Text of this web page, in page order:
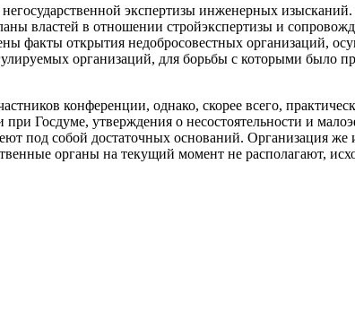
экспертизы инженерных
властей в отношении стройэкспертизы и
факты открытия недобросовестных организаций,
организаций, для борьбы с которыми было
конференции, однако, скорее всего,
при Госдуме, утверждения о несостоятельности и
под собой достаточных оснований. Организация
органы на текущий момент не располагают,